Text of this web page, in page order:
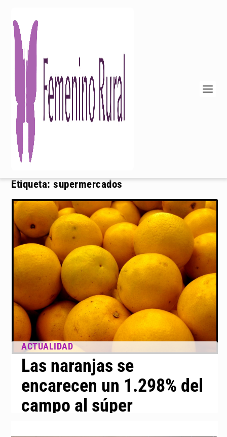
Etiqueta:supermercados
Las naranjas se
encarecen un 1.298% del
campo al súper